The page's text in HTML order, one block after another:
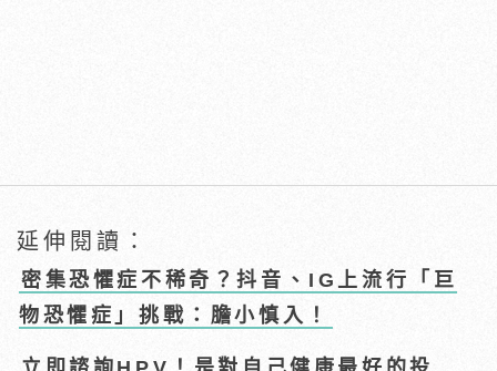
延伸閱讀：
密集恐懼症不稀奇？抖音、IG上流行「巨
物恐懼症」挑戰：膽小慎入！